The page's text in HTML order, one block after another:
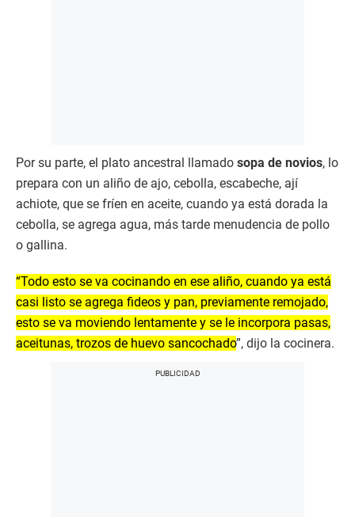
Por su parte, el plato ancestral llamado sopa de novios, lo
prepara con un aliño de ajo, cebolla, escabeche, ají
achiote, que se fríen en aceite, cuando ya está dorada la
cebolla, se agrega agua, más tarde menudencia de pollo
o gallina.
“Todo esto se va cocinando en ese aliño, cuando ya está
casi listo se agrega fideos y pan, previamente remojado,
esto se va moviendo lentamente y se le incorpora pasas,
aceitunas, trozos de huevo sancochado”, dijo la cocinera.